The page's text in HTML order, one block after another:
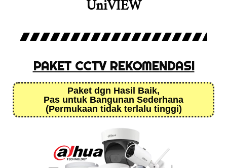
PAKET CCTV REKOMENDASI
Paket dgn Hasil Baik,
Pas untuk Bangunan Sederhana
(Permukaan tidak terlalu tinggi)